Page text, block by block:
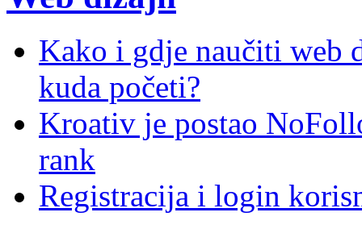
Kako i gdje naučiti web
kuda početi?
Kroativ je postao
rank
Registracija i login